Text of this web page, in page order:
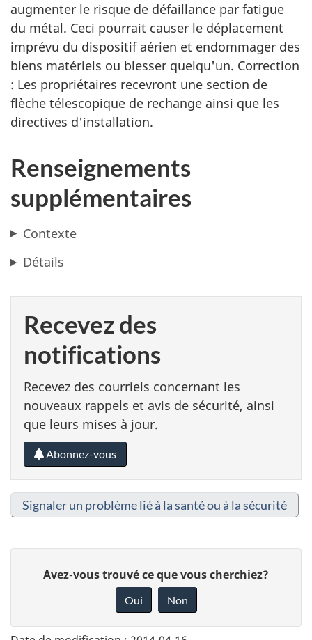
augmenter le risque de défaillance par fatigue
du métal. Ceci pourrait causer le déplacement
imprévu du dispositif aérien et endommager des
biens matériels ou blesser quelqu'un. Correction
: Les propriétaires recevront une section de
flèche télescopique de rechange ainsi que les
directives d'installation.
Renseignements
supplémentaires
Contexte
Détails
Recevez des
notifications
Recevez des courriels concernant les
nouveaux rappels et avis de sécurité, ainsi
que leurs mises à jour.
Abonnez-vous
Signaler un problème lié à la santé ou à la sécurité
Avez-vous trouvé ce que vous cherchiez?
Oui Non